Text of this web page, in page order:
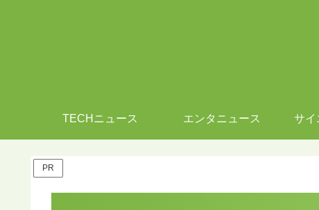
TECHニュース エンタニュース サイ
PR